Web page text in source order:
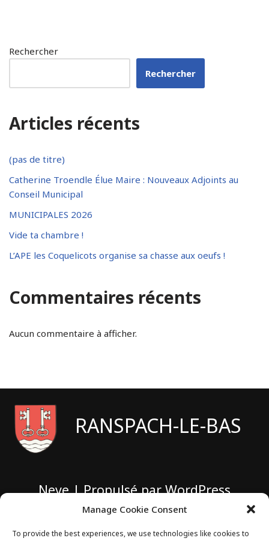
Manage Cookie Consent
To provide the best experiences, we use technologies like cookies to
Rechercher
Rechercher
Articles récents
(pas de titre)
Catherine Troendle Élue Maire : Nouveaux Adjoints au
Conseil Municipal
MUNICIPALES 2026
Vide ta chambre !
L’APE les Coquelicots organise sa chasse aux oeufs !
Commentaires récents
Aucun commentaire à afficher.
RANSPACH-LE-BAS
Neve| Propulsé parWordPress
1 rue de Sarbazan